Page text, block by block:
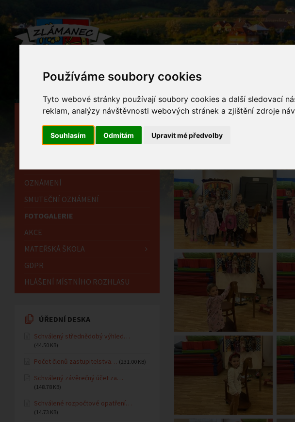
Používáme soubory cookies
Tyto webové stránky používají soubory cookies a další sledovací
reklam, analýzy návštěvnosti webových stránek a zjištění zdroje
Souhlasím Odmítám Upravit mé předvolby
HLAVNÍ STRÁNKA
OBECNÍ ÚŘAD
OZNÁMENÍ
SMUTEČNÍ OZNÁMENÍ
FOTOGALERIE
AKCE
MATEŘSKÁ ŠKOLA
GDPR
HLÁŠENÍ MÍSTNÍHO ROZHLASU
ÚŘEDNÍ DESKA
Schválený střednědobý výhled…
(44.50 KB)
Počet členů zastupitelstva… (231.00 KB)
Schválený závěrečný účet za…
(148.78 KB)
Schválené rozpočtové opatření…
(14.73 KB)